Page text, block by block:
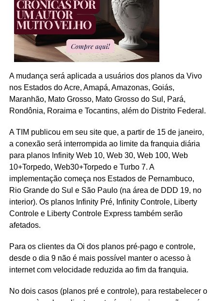
A mudança será aplicada a usuários dos planos da Vivo
nos Estados do Acre, Amapá, Amazonas, Goiás,
Maranhão, Mato Grosso, Mato Grosso do Sul, Pará,
Rondônia, Roraima e Tocantins, além do Distrito Federal.
A TIM publicou em seu site que, a partir de 15 de janeiro,
a conexão será interrompida ao limite da franquia diária
para planos Infinity Web 10, Web 30, Web 100, Web
10+Torpedo, Web30+Torpedo e Turbo 7. A
implementação começa nos Estados de Pernambuco,
Rio Grande do Sul e São Paulo (na área de DDD 19, no
interior). Os planos Infinity Pré, Infinity Controle, Liberty
Controle e Liberty Controle Express também serão
afetados.
Para os clientes da Oi dos planos pré-pago e controle,
desde o dia 9 não é mais possível manter o acesso à
internet com velocidade reduzida ao fim da franquia.
No dois casos (planos pré e controle), para restabelecer o